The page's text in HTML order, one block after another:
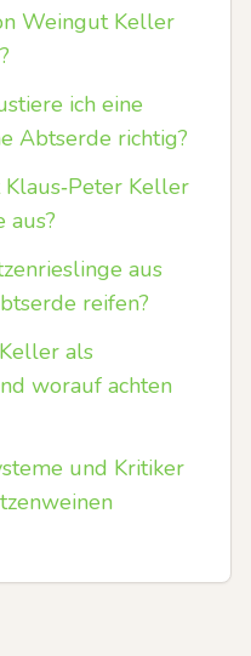
Weingut Keller
ich eine
Abtserde richtig?
Keller
aus?
aus
reifen?
als
worauf achten
und Kritiker